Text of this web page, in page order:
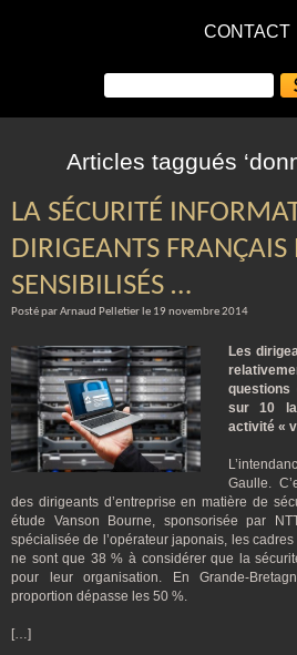
CONTACT
Articles taggués
LA SÉCURITÉ
DIRIGEANTS FRANÇAIS
SENSIBILISÉS …
Posté par Arnaud Pelletier le 19 novembre 2014
Les
sur 10 la
activité «
Gaulle.
des dirigeants d’entreprise en matière de
étude Vanson Bourne, sponsorisée par
spécialisée de l’opérateur japonais, les
ne sont que 38 % à considérer que la
pour leur organisation. En Grande-
proportion dépasse les 50 %.
[…]